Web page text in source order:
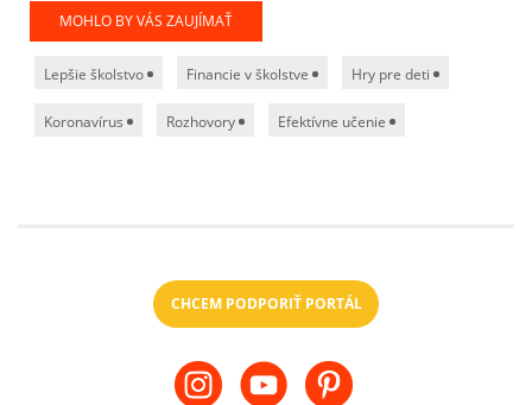
MOHLO BY VÁS ZAUJÍMAŤ
Lepšie školstvo Financie v školstve Hry pre deti
Koronavírus Rozhovory Efektívne učenie
CHCEM PODPORIŤ PORTÁL